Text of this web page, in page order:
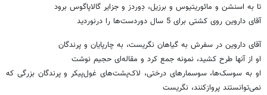
تا به اسنشن و مائوریتیوس و برزیل، دِوردز و جزایر گالاپاگوس برود
آقای داروین روی کشتی برای 5 سال دوردست‌ها را درنوردید
آقای داروین در سفرش به گیاهان نگریست، به چارپایان و پرندگان
او از آنها طرح کشید، نمونه جمع کرد و مقاله‌ای حجیم نوشت
او به سوسک‌ها، سوسمار‌های درختی، لاک‌پشت‌های غول‌پیکر و پرندگان بزرگی که
نمی‌توانستند پروازکنند، نگریست